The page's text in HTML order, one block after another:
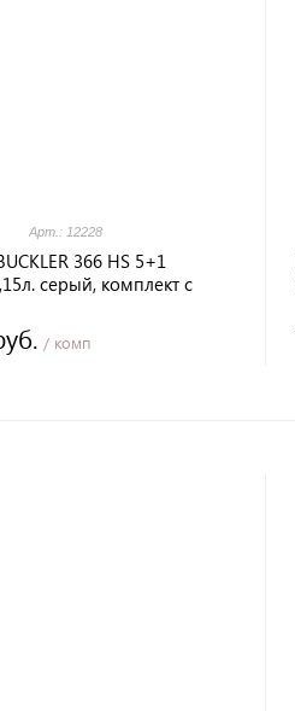
Арт.: 12228
366 HS 5+1
серый, комплект с
/ комп